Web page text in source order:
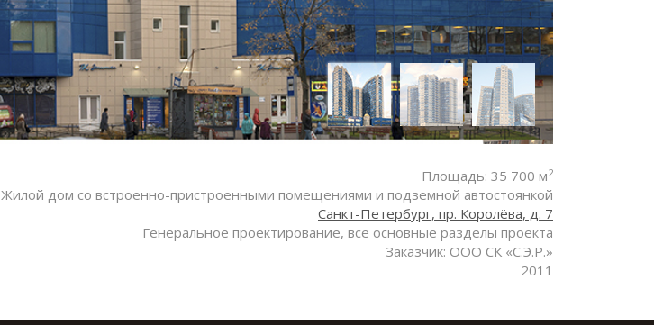
Площадь: 35 700 м2
Жилой дом со встроенно-пристроенными помещениями и подземной автостоянкой
Санкт-Петербург, пр. Королёва, д. 7
Генеральное проектирование, все основные разделы проекта
Заказчик: ООО СК «С.Э.Р.»
2011